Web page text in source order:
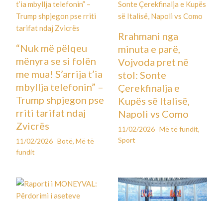
“Nuk më pëlqeu
mënyra se si folën
me mua! S’arrija t’ia
mbyllja telefonin” –
Trump shpjegon pse
rriti tarifat ndaj
Zvicrës
11/02/2026 Botë,Më të
fundit
Rrahmani nga
minuta e parë,
Vojvoda pret në
stol: Sonte
Çerekfinalja e
Kupës së Italisë,
Napoli vs Como
11/02/2026 Më të fundit,
Sport